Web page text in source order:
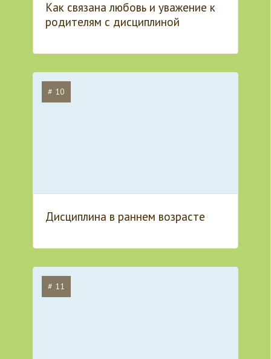
Как связана любовь и уважение к
родителям с дисциплиной
# 10
Дисциплина в раннем возрасте
# 11